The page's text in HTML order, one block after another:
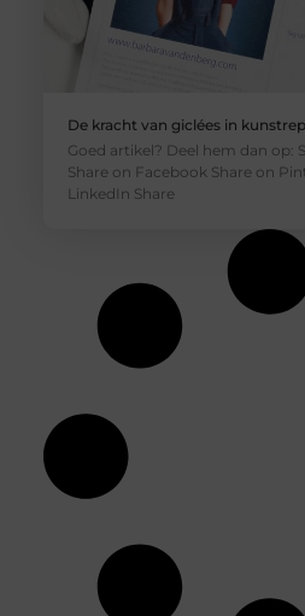
De kracht van giclées in
Goed artikel? Deel hem dan op:
Share on Facebook Share on
LinkedIn Share